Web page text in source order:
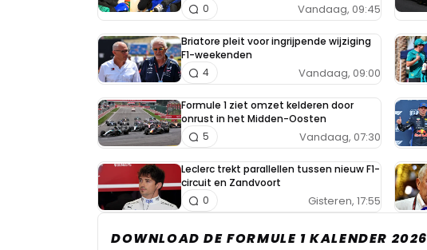
Vandaag, 09:45
0
Briatore pleit voor ingrijpende wijziging
F1-weekenden
Vandaag, 09:00
4
Formule 1 ziet omzet kelderen door
onrust in het Midden-Oosten
Vandaag, 07:30
5
Leclerc trekt parallellen tussen nieuw F1-
circuit en Zandvoort
Gisteren, 17:55
0
DOWNLOAD DE FORMULE 1 KALENDER 2026